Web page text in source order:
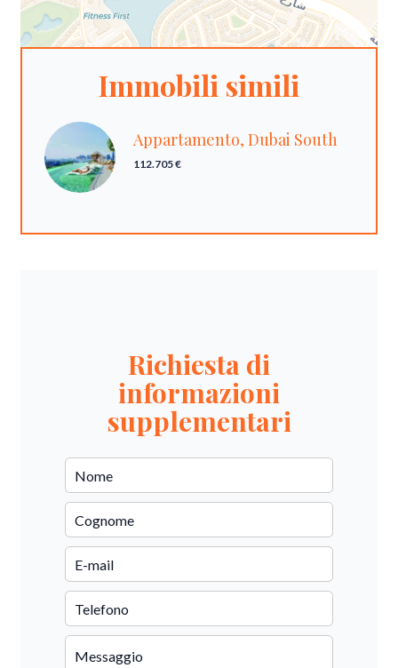
Immobili simili
Appartamento, Dubai South
112.705 €
Richiesta di
informazioni
supplementari